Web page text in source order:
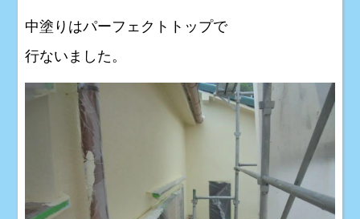
中塗りはパーフェクトトップで
行ないました。